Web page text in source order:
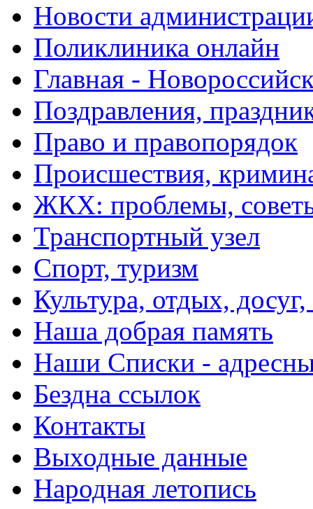
Новости
Поликлиника онлайн
Главная -
Поздравления,
Право и правопорядок
Происшествия,
ЖКХ: проблемы,
Транспортный узел
Спорт, туризм
Культура, отдых,
Наша добрая память
Наши Списки -
Бездна ссылок
Контакты
Выходные данные
Народная летопись